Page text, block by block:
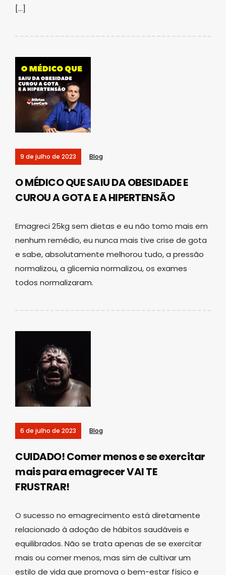
[…]
9 de julho de 2023 Blog
O MÉDICO QUE SAIU DA OBESIDADE E
CUROU A GOTA E A HIPERTENSÃO
Emagreci 25kg sem dietas e eu não tomo mais em
nenhum remédio, eu nunca mais tive crise de gota
e sabe, absolutamente melhorou tudo, a pressão
normalizou, a glicemia normalizou, os exames
todos normalizaram.
6 de julho de 2023 Blog
CUIDADO! Comer menos e se exercitar
mais para emagrecer VAI TE
FRUSTRAR!
O sucesso no emagrecimento está diretamente
relacionado à adoção de hábitos saudáveis e
equilibrados. Não se trata apenas de se exercitar
mais ou comer menos, mas sim de cultivar um
estilo de vida que promova o bem-estar físico e